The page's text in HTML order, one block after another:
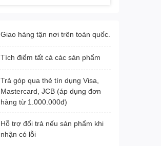
Giao hàng tận nơi trên toàn quốc.
Tích điểm tất cả các sản phẩm
Trả góp qua thẻ tín dụng Visa,
Mastercard, JCB (áp dụng đơn
hàng từ 1.000.000đ)
Hỗ trợ đổi trả nếu sản phẩm khi
nhận có lỗi